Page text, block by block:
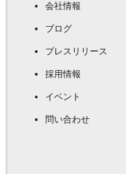
会社情報
ブログ
プレスリリース
採用情報
イベント
問い合わせ